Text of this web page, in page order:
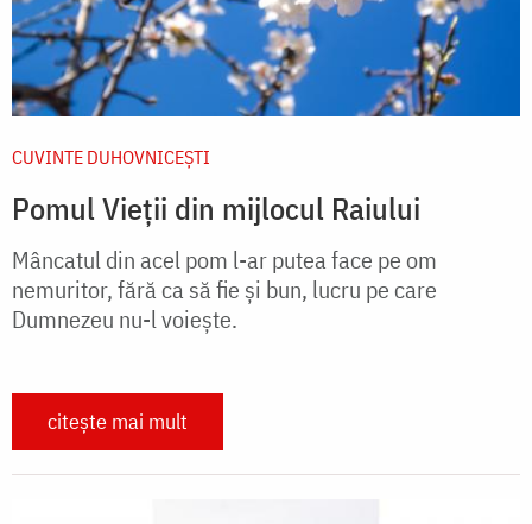
CUVINTE DUHOVNICEȘTI
Pomul Vieţii din mijlocul Raiului
Mâncatul din acel pom l-ar putea face pe om
nemuritor, fără ca să fie şi bun, lucru pe care
Dumnezeu nu-l voieşte.
citește mai mult